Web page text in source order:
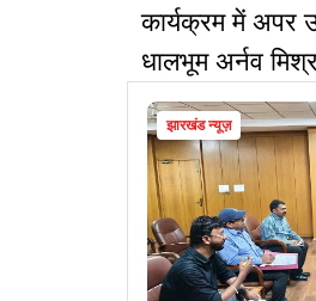
कार्यक्रम में अपर
धालभूम अर्नव
झारखंड न्यूज़